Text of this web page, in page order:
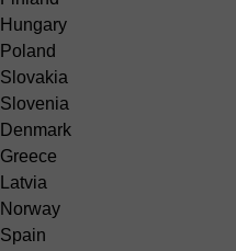
Hungary
Poland
Slovakia
Slovenia
Denmark
Greece
Latvia
Norway
Spain